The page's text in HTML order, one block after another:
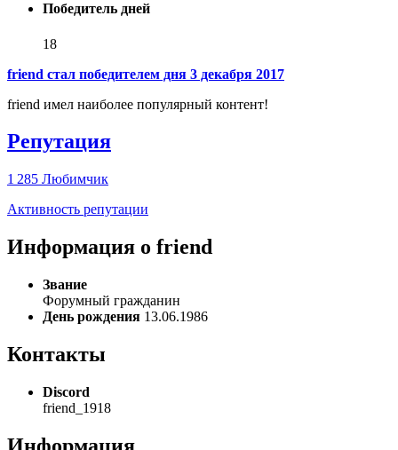
Победитель дней
18
friend стал победителем дня 3 декабря 2017
friend имел наиболее популярный контент!
Репутация
1 285 Любимчик
Активность репутации
Информация о friend
Звание
Форумный гражданин
День рождения 13.06.1986
Контакты
Discord
friend_1918